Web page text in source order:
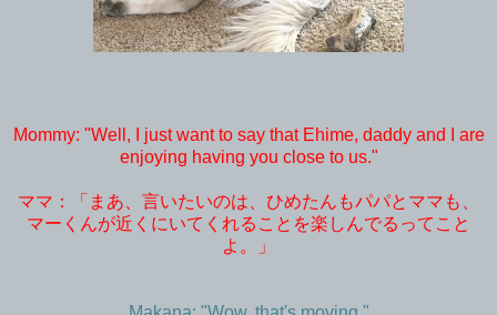
Mommy: "Well, I just want to say that Ehime, daddy and I are
enjoying having you close to us."
ママ：「まあ、言いたいのは、ひめたんもパパとママも、
マーくんが近くにいてくれることを楽しんでるってこと
よ。」